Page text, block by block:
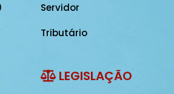
Servidor
Tributário
LEGISLAÇÃO